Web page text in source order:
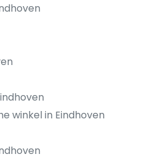
winkel in Eindhoven